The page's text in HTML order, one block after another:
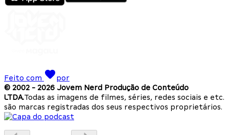
Feito com
por
© 2002 - 2026 Jovem Nerd Produção de Conteúdo
LTDA.Todas as imagens de filmes, séries, redes sociais e etc.
são marcas registradas dos seus respectivos proprietários.